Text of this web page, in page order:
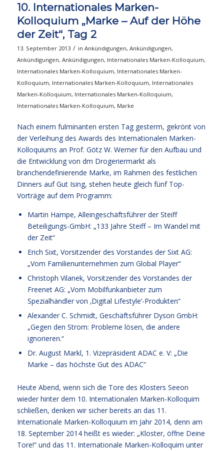
10. Internationales Marken-
Kolloquium „Marke – Auf der Höhe
der Zeit“, Tag 2
13. September 2013 / in Ankündigungen, Ankündigungen,
Ankündigungen, Ankündigungen, Internationales Marken-Kolloquium,
Internationales Marken-Kolloquium, Internationales Marken-
Kolloquium, Internationales Marken-Kolloquium, Internationales
Marken-Kolloquium, Internationales Marken-Kolloquium,
Internationales Marken-Kolloquium, Marke
Nach einem fulminanten ersten Tag gesterm, gekrönt von
der Verleihung des Awards des Internationalen Marken-
Kolloquiums an Prof. Götz W. Werner für den Aufbau und
die Entwicklung von dm Drogeriermarkt als
branchendefinierende Marke, im Rahmen des festlichen
Dinners auf Gut Ising, stehen heute gleich fünf Top-
Vorträge auf dem Programm:
Martin Hampe, Alleingeschäftsführer der Steiff
Beteiligungs-GmbH: „133 Jahre Steiff – Im Wandel mit
der Zeit“
Erich Sixt, Vorsitzender des Vorstandes der Sixt AG:
„Vom Familienunternehmen zum Global Player“
Christoph Vilanek, Vorsitzender des Vorstandes der
Freenet AG: „Vom Mobilfunkanbieter zum
Spezialhändler von ‚Digital Lifestyle‘-Produkten“
Alexander C. Schmidt, Geschäftsführer Dyson GmbH:
„Gegen den Strom: Probleme lösen, die andere
ignorieren.“
Dr. August Markl, 1. Vizepräsident ADAC e. V: „Die
Marke – das höchste Gut des ADAC“
Heute Abend, wenn sich die Tore des Klosters Seeon
wieder hinter dem 10. Internationalen Marken-Kolloquim
schließen, denken wir sicher bereits an das 11.
Internationale Marken-Kolloquium im Jahr 2014, denn am
18. September 2014 heißt es wieder: „Kloster, öffne Deine
Tore!“ und das 11. Internationale Marken-Kolloquim unter